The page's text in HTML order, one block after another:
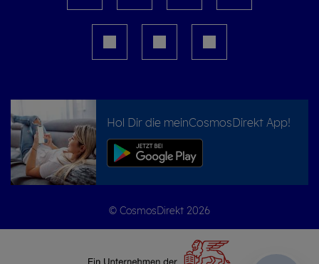
Hol Dir die meinCosmosDirekt App!
© CosmosDirekt 2026